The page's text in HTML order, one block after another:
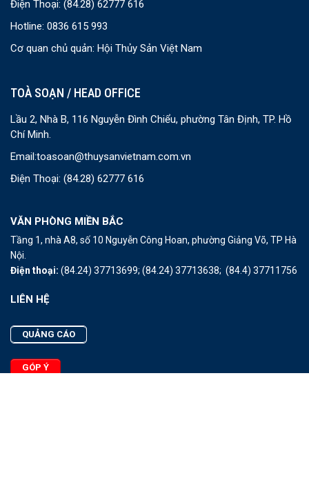
Điện Thoại: (84.28) 62777 616
Hotline: 0836 615 993
Cơ quan chủ quản: Hội Thủy Sản Việt Nam
TOÀ SOẠN / HEAD OFFICE
Lầu 2, Nhà B, 116 Nguyễn Đình Chiểu, phường Tân Định, TP. Hồ
Chí Minh.
Email:toasoan@thuysanvietnam.com.vn
Điện Thoại: (84.28) 62777 616
VĂN PHÒNG MIỀN BẮC
Tầng 1, nhà A8, số 10 Nguyễn Công Hoan, phường Giảng Võ, TP Hà
Nội.
Điện thoại: (84.24) 37713699; (84.24) 37713638; (84.4) 37711756
LIÊN HỆ
QUẢNG CÁO
GÓP Ý